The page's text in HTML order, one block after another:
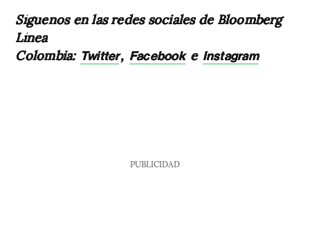
Síguenos en las redes sociales de Bloomberg
Línea
Colombia: Twitter, Facebooke Instagram
PUBLICIDAD